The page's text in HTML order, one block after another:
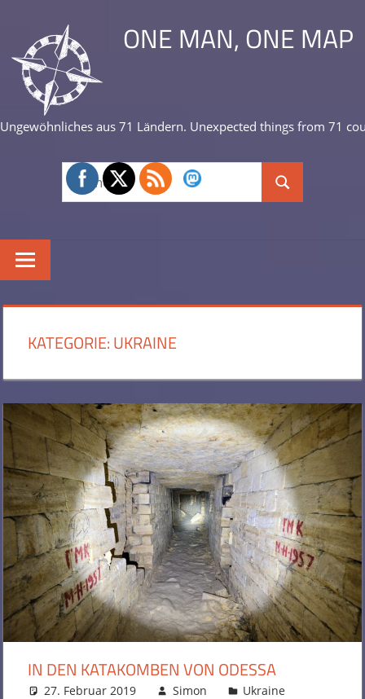
Inhalt
springen
ONE MAN, ONE MAP
Ungewöhnliches aus 71 Ländern. Unexpected things from 71
Suchen
nach:
Suchen
KATEGORIE:UKRAINE
IN DEN KATAKOMBEN VON ODESSA
27. Februar 2019 Simon
Ukraine